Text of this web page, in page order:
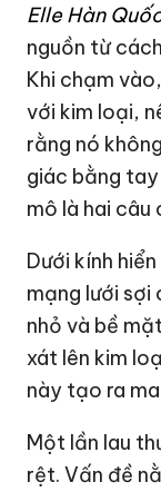
Elle Hàn
nguồn từ
Khi chạm
với kim loại,
rằng nó
giác bằng
mô là hai câu
Dưới kính
mạng lưới sợi
nhỏ và bề
xát lên kim
này tạo ra
Một lần lau
rệt. Vấn đề